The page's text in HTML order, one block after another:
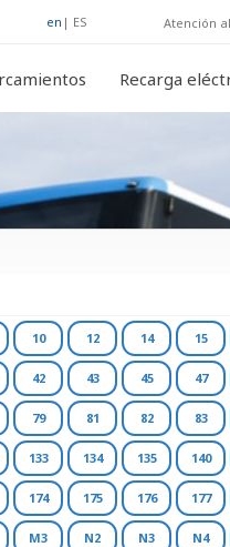
en | ES Atención
Recarga
10 12 14 15
42 43 45 47
79 81 82 83
133 134 135 140
174 175 176 177
M3 N2 N3 N4